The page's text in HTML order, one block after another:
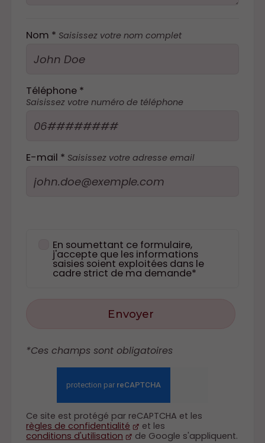
Nom * Saisissez votre nom complet
Téléphone *
Saisissez votre numéro de téléphone
E-mail * Saisissez votre adresse email
En soumettant ce formulaire,
j'accepte que les informations
saisies soient exploitées dans le
cadre strict de ma demande*
Envoyer
*Ces champs sont obligatoires
Ce site est protégé par reCAPTCHA et les
règles de confidentialité
et les
conditions d'utilisation
de Google s'appliquent.